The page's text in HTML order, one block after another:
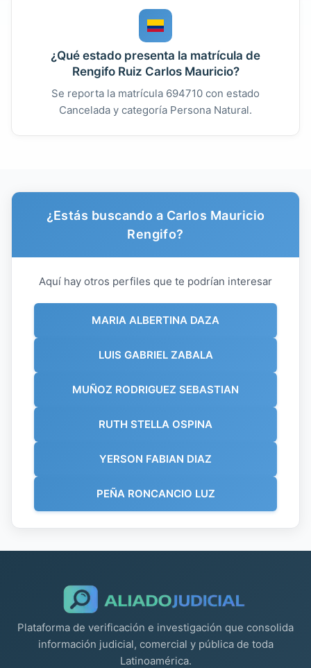
¿Qué estado presenta la matrícula de
Rengifo Ruiz Carlos Mauricio?
Se reporta la matrícula 694710 con estado
Cancelada y categoría Persona Natural.
¿Estás buscando a Carlos Mauricio
Rengifo?
Aquí hay otros perfiles que te podrían interesar
MARIA ALBERTINA DAZA
LUIS GABRIEL ZABALA
MUÑOZ RODRIGUEZ SEBASTIAN
RUTH STELLA OSPINA
YERSON FABIAN DIAZ
PEÑA RONCANCIO LUZ
Plataforma de verificación e investigación que consolida
información judicial, comercial y pública de toda
Latinoamérica.